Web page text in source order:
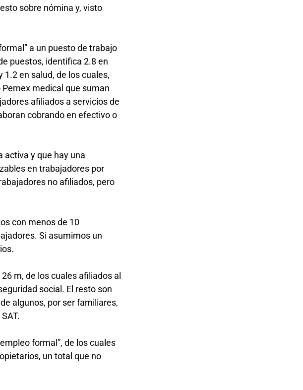
sobre nómina y, visto
a un puesto de trabajo
puestos, identifica 2.8 en
en salud, de los cuales,
medical que suman
afiliados a servicios de
cobrando en efectivo o
activa y que hay una
en trabajadores por
no afiliados, pero
con menos de 10
Si asumimos un
m, de los cuales afiliados al
social. El resto son
algunos, por ser familiares,
formal”, de los cuales
un total que no